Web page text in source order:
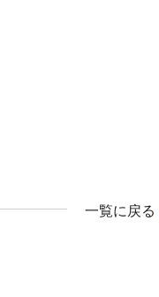
一覧に戻る